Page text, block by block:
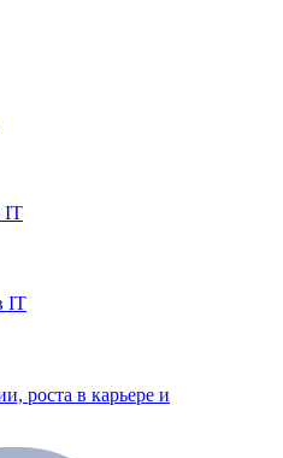
IT
IT
роста в карьере и